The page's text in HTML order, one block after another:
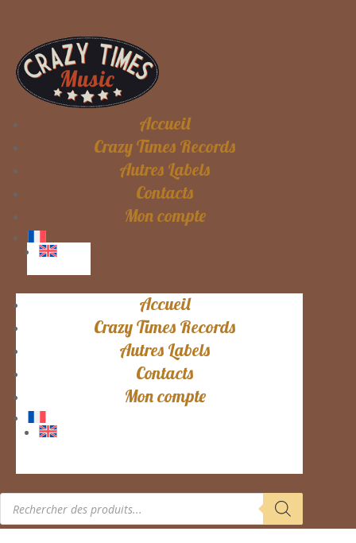
Accueil
Crazy Times Records
Autres Labels
Contacts
Mon compte
Accueil
Crazy Times Records
Autres Labels
Contacts
Mon compte
Recherche
produits